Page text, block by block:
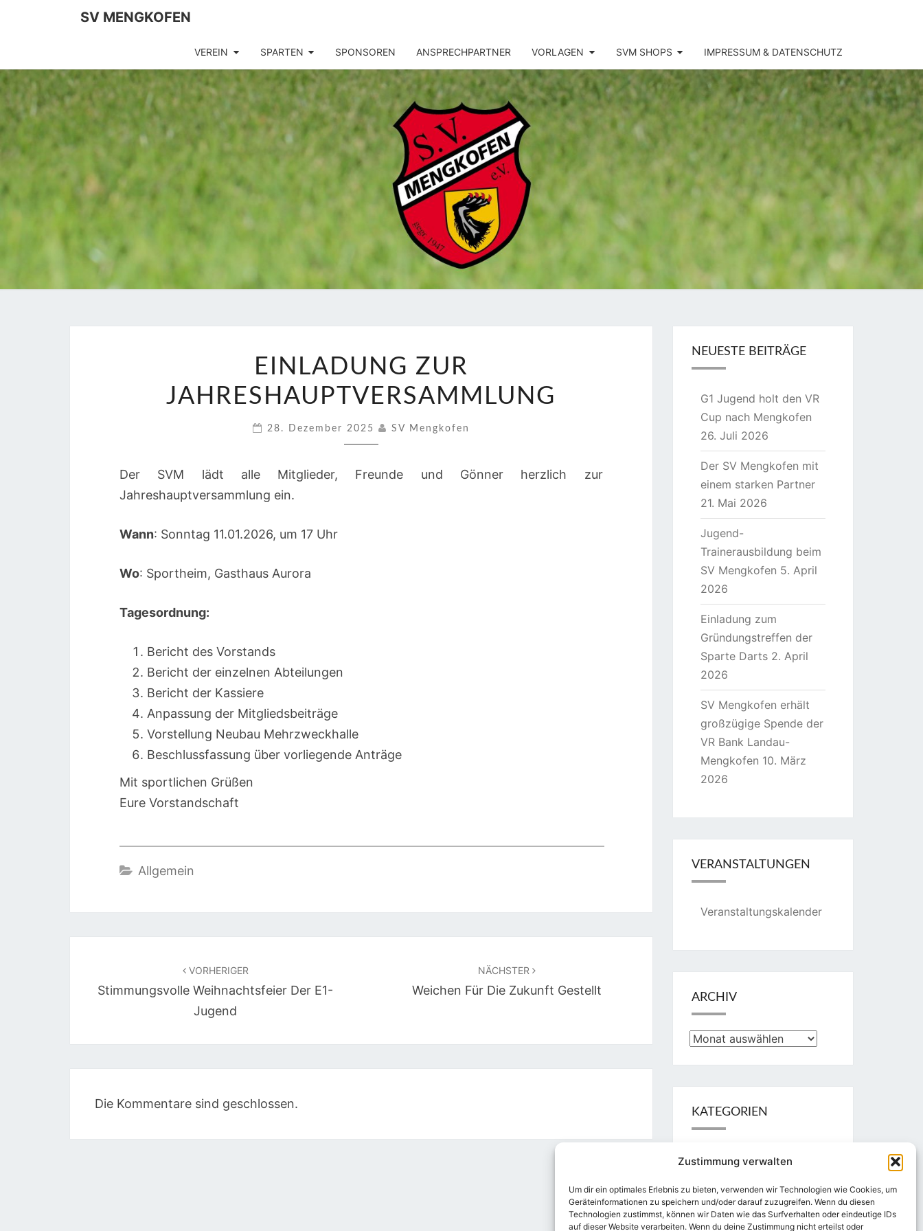
Zustimmung verwalten
Um dir ein optimales Erlebnis zu bieten, verwenden wir Technologien wie Cookies, um
Geräteinformationen zu speichern und/oder darauf zuzugreifen. Wenn du diesen
Technologien zustimmst, können wir Daten wie das Surfverhalten oder eindeutige IDs
auf dieser Website verarbeiten. Wenn du deine Zustimmung nicht erteilst oder
SV MENGKOFEN
VEREIN SPARTEN SPONSOREN ANSPRECHPARTNER VORLAGEN SVM SHOPS IMPRESSUM & DATENSCHUTZ
SV
MENGKOFEN
ZUR
JAHRESHAUPTVERSAMMLUNG
EINLADUNG ZUR
JAHRESHAUPTVERSAMMLUNG
28. Dezember 2025 SV Mengkofen
Der SVM lädt alle Mitglieder, Freunde und Gönner herzlich zur
Jahreshauptversammlung ein.
Wann: Sonntag 11.01.2026, um 17 Uhr
Wo: Sportheim, Gasthaus Aurora
Tagesordnung:
Bericht des Vorstands
Bericht der einzelnen Abteilungen
Bericht der Kassiere
Anpassung der Mitgliedsbeiträge
Vorstellung Neubau Mehrzweckhalle
Beschlussfassung über vorliegende Anträge
Mit sportlichen Grüßen
Eure Vorstandschaft
Allgemein
VORHERIGER
Stimmungsvolle Weihnachtsfeier Der E1-
Jugend
NÄCHSTER
Weichen Für Die Zukunft Gestellt
Die Kommentare sind geschlossen.
NEUESTE BEITRÄGE
G1 Jugend holt den VR
Cup nach Mengkofen
26. Juli 2026
Der SV Mengkofen mit
einem starken Partner
21. Mai 2026
Jugend-
Trainerausbildung beim
SV Mengkofen 5. April
2026
Einladung zum
Gründungstreffen der
Sparte Darts 2. April
2026
SV Mengkofen erhält
großzügige Spende der
VR Bank Landau-
Mengkofen 10. März
2026
VERANSTALTUNGEN
Veranstaltungskalender
ARCHIV
Archiv
KATEGORIEN
Suchen Suchen